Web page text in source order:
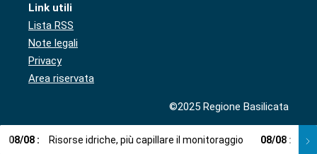
Link utili
Lista RSS
Note legali
Privacy
Area riservata
©2025 Regione Basilicata
08/08 : Risorse idriche, più capillare il monitoraggio 08/08 :